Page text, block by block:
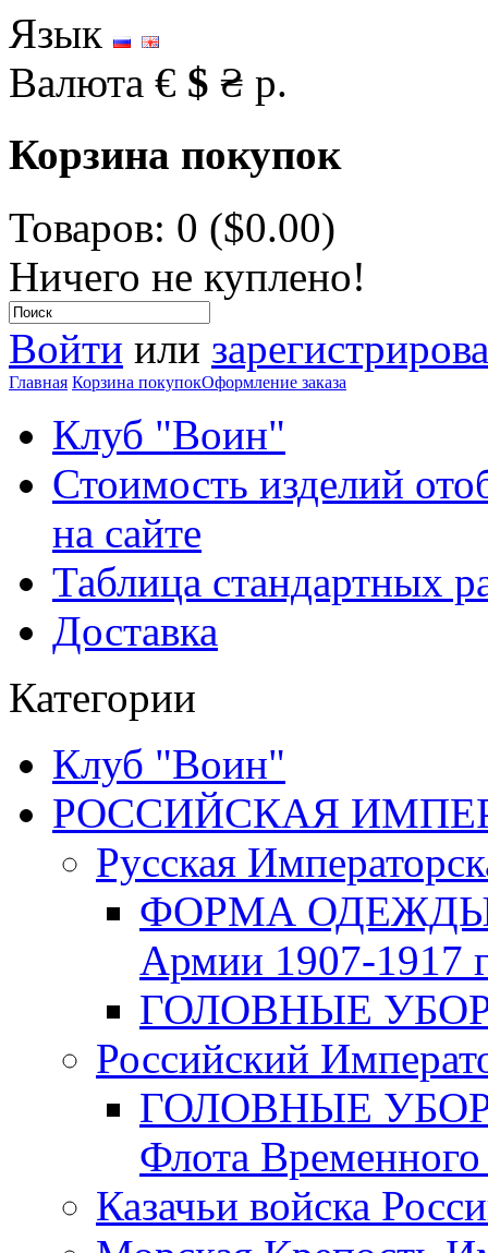
Язык
Валюта € $ ₴ р.
Корзина покупок
Товаров: 0 ($0.00)
Ничего не куплено!
Войти или
Главная Корзина покупокОформление заказа
Клуб "Воин"
Стоимость изделий
на сайте
Таблица стандартных
Доставка
Категории
Клуб "Воин"
РОССИЙСКАЯ
Русская
ФОРМА ОДЕЖДЫ
Армии 1907-1917
ГОЛОВНЫЕ
Российский
ГОЛОВНЫЕ
Флота Временного
Казачьи войска